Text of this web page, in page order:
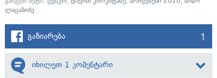
ლაცაბიძე
გაზიარება 1
იხილეთ 1 კომენტარი